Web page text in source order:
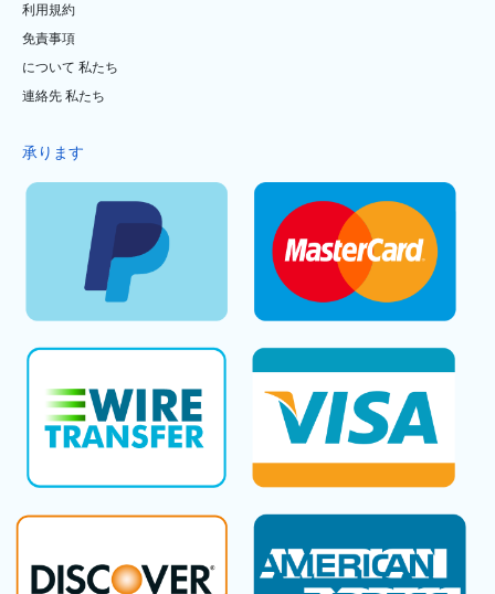
利用規約
免責事項
について 私たち
連絡先 私たち
承ります